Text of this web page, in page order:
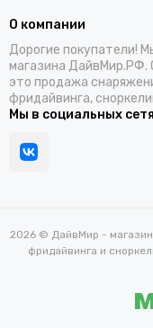
О компании
Дорогие покупатели!
магазина ДайвМир.РФ.
это продажа
фридайвинга,
Мы в социальных
2026 © ДайвМир - магазин
фридайвинга и